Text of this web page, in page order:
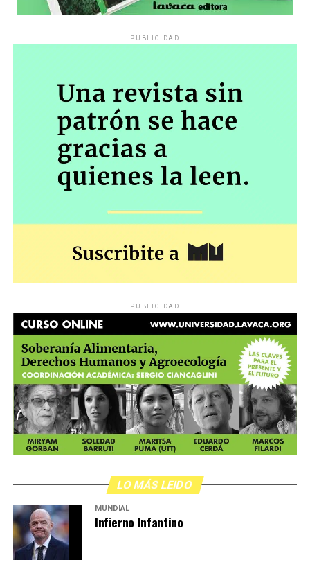
PUBLICIDAD
PUBLICIDAD
LO MÁS LEIDO
MUNDIAL
Infierno Infantino